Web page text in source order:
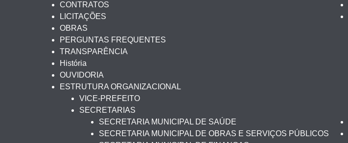
CONTRATOS
LICITAÇÕES
OBRAS
PERGUNTAS FREQUENTES
TRANSPARÊNCIA
História
OUVIDORIA
ESTRUTURA ORGANIZACIONAL
VICE-PREFEITO
SECRETARIAS
SECRETARIA MUNICIPAL DE SAÚDE
SECRETARIA MUNICIPAL DE OBRAS E SERVIÇOS PÚBLICOS